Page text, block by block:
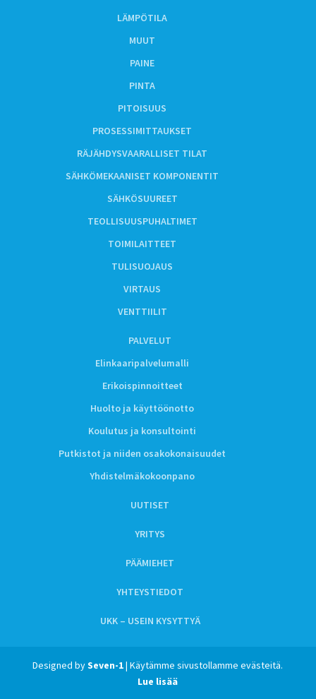
LÄMPÖTILA
MUUT
PAINE
PINTA
PITOISUUS
PROSESSIMITTAUKSET
RÄJÄHDYSVAARALLISET TILAT
SÄHKÖMEKAANISET KOMPONENTIT
SÄHKÖSUUREET
TEOLLISUUSPUHALTIMET
TOIMILAITTEET
TULISUOJAUS
VIRTAUS
VENTTIILIT
PALVELUT
Elinkaaripalvelumalli
Erikoispinnoitteet
Huolto ja käyttöönotto
Koulutus ja konsultointi
Putkistot ja niiden osakokonaisuudet
Yhdistelmäkokoonpano
UUTISET
YRITYS
PÄÄMIEHET
YHTEYSTIEDOT
UKK – USEIN KYSYTTYÄ
Designed bySeven-1| Käytämme sivustollamme evästeitä.
Lue lisää